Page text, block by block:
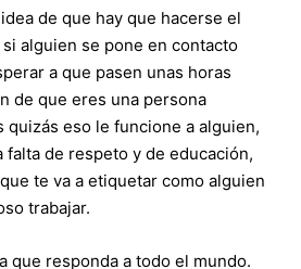
de que hay que hacerse el
alguien se pone en contacto
a que pasen unas horas
de que eres una persona
quizás eso le funcione a alguien,
falta de respeto y de educación,
te va a etiquetar como alguien
trabajar.
que responda a todo el mundo.